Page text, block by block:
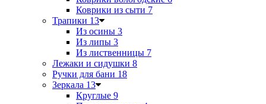
Коврики из сыти 7
Трапики 13
Из осины 3
Из липы 3
Из лиственницы 7
Лежаки и сидушки 8
Ручки для бани 18
Зеркала 13
Круглые 9